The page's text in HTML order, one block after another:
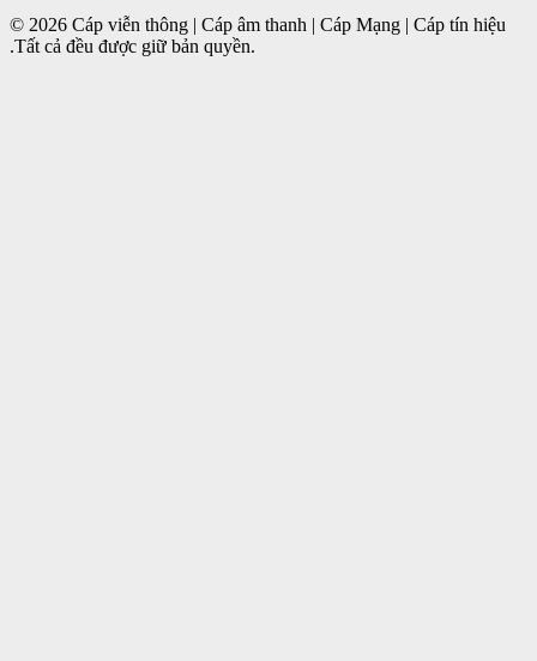
© 2026 Cáp viễn thông | Cáp âm thanh | Cáp Mạng | Cáp tín hiệu
.Tất cả đều được giữ bản quyền.